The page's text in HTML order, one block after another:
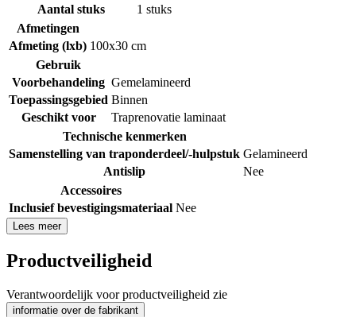
Aantal stuks
1 stuks
Afmetingen
Afmeting (lxb) 100x30 cm
Gebruik
Voorbehandeling Gemelamineerd
Toepassingsgebied Binnen
Geschikt voor
Traprenovatie laminaat
Technische kenmerken
Samenstelling van traponderdeel/-hulpstuk Gelamineerd
Antislip
Nee
Accessoires
Inclusief bevestigingsmateriaal Nee
Lees meer
Productveiligheid
Verantwoordelijk voor productveiligheid zie
informatie over de fabrikant